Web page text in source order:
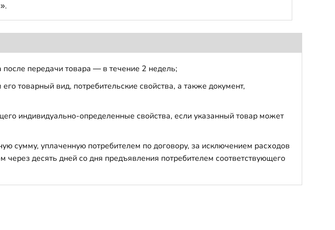
передачи товара — в течение 2 недель;
товарный вид, потребительские свойства, а также документ,
индивидуально-определенные свойства, если указанный товар может
сумму, уплаченную потребителем по договору, за исключением расходов
десять дней со дня предъявления потребителем соответствующего